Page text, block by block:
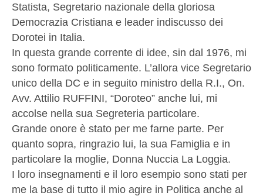
Statista, Segretario nazionale della gloriosa
Democrazia Cristiana e leader indiscusso dei
Dorotei in Italia.
In questa grande corrente di idee, sin dal 1976, mi
sono formato politicamente. L’allora vice Segretario
unico della DC e in seguito ministro della R.I., On.
Avv. Attilio RUFFINI, “Doroteo” anche lui, mi
accolse nella sua Segreteria particolare.
Grande onore è stato per me farne parte. Per
quanto sopra, ringrazio lui, la sua Famiglia e in
particolare la moglie, Donna Nuccia La Loggia.
I loro insegnamenti e il loro esempio sono stati per
me la base di tutto il mio agire in Politica anche al